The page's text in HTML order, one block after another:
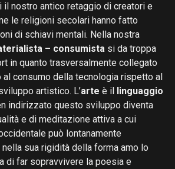
nostro antico retaggio di creatori e
le religioni secolari hanno fatto
di schiavi mentali. Nella nostra
– consumista si da troppa
in quanto trasversalmente collegato
consumo della tecnologia rispetto al
artistico. L’arte è il
linguaggio
indirizzato questo sviluppo diventa
e di meditazione attiva a cui
può lontanamente
sua rigidità della forma amo lo
di far sopravvivere la poesia e